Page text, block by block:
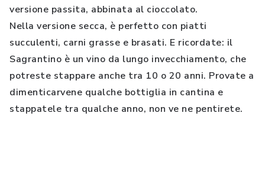
versione passita, abbinata al cioccolato.
Nella versione secca, è perfetto con piatti
succulenti, carni grasse e brasati. E ricordate: il
Sagrantino è un vino da lungo invecchiamento, che
potreste stappare anche tra 10 o 20 anni. Provate a
dimenticarvene qualche bottiglia in cantina e
stappatele tra qualche anno, non ve ne pentirete.